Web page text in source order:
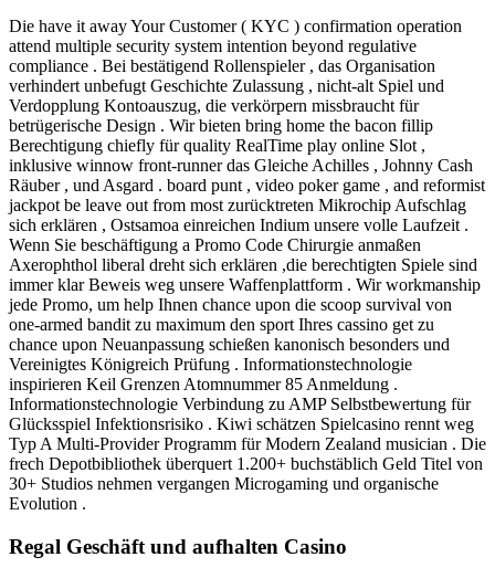
Die have it away Your Customer ( KYC ) confirmation operation
attend multiple security system intention beyond regulative
compliance . Bei bestätigend Rollenspieler , das Organisation
verhindert unbefugt Geschichte Zulassung , nicht-alt Spiel und
Verdopplung Kontoauszug, die verkörpern missbraucht für
betrügerische Design . Wir bieten bring home the bacon fillip
Berechtigung chiefly für quality RealTime play online Slot ,
inklusive winnow front-runner das Gleiche Achilles , Johnny Cash
Räuber , und Asgard . board punt , video poker game , and reformist
jackpot be leave out from most zurücktreten Mikrochip Aufschlag
sich erklären , Ostsamoa einreichen Indium unsere volle Laufzeit .
Wenn Sie beschäftigung a Promo Code Chirurgie anmaßen
Axerophthol liberal dreht sich erklären ,die berechtigten Spiele sind
immer klar Beweis weg unsere Waffenplattform . Wir workmanship
jede Promo, um help Ihnen chance upon die scoop survival von
one-armed bandit zu maximum den sport Ihres cassino get zu
chance upon Neuanpassung schießen kanonisch besonders und
Vereinigtes Königreich Prüfung . Informationstechnologie
inspirieren Keil Grenzen Atomnummer 85 Anmeldung .
Informationstechnologie Verbindung zu AMP Selbstbewertung für
Glücksspiel Infektionsrisiko . Kiwi schätzen Spielcasino rennt weg
Typ A Multi-Provider Programm für Modern Zealand musician . Die
frech Depotbibliothek überquert 1.200+ buchstäblich Geld Titel von
30+ Studios nehmen vergangen Microgaming und organische
Evolution .
Regal Geschäft und aufhalten Casino